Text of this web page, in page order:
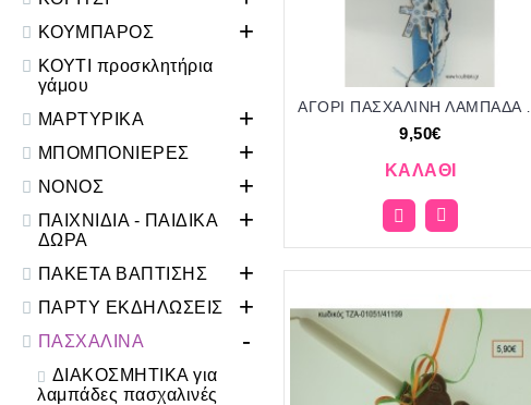
ΚΟΥΜΠΑΡΟΣ +
ΚΟΥΤΙ προσκλητήρια
γάμου
ΜΑΡΤΥΡΙΚΑ
+
ΜΠΟΜΠΟΝΙΕΡΕΣ +
ΝΟΝΟΣ +
ΠΑΙΧΝΙΔΙΑ - ΠΑΙΔΙΚΑ
ΔΩΡΑ
+
ΠΑΚΕΤΑ ΒΑΠΤΙΣΗΣ +
ΠΑΡΤΥ ΕΚΔΗΛΩΣΕΙΣ +
ΠΑΣΧΑΛΙΝΑ -
ΔΙΑΚΟΣΜΗΤΙΚΑ για
λαμπάδες πασχαλινές
9,50€
ΚΑΛΆΘΙ